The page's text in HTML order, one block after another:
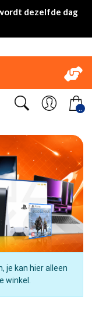
dezelfde dag
..
je kan hier alleen